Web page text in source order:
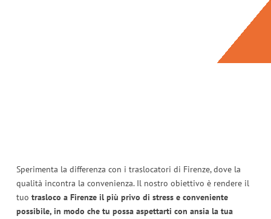
Sperimenta la differenza con i traslocatori di Firenze, dove la
qualità incontra la convenienza. Il nostro obiettivo è rendere il
tuo trasloco a Firenze il più privo di stress e conveniente
possibile, in modo che tu possa aspettarti con ansia la tua